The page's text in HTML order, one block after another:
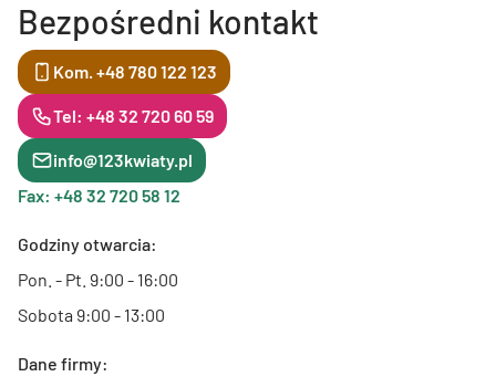
Bezpośredni kontakt
Kom. +48 780 122 123
Tel: +48 32 720 60 59
info@123kwiaty.pl
Fax: +48 32 720 58 12
Godziny otwarcia:
Pon. - Pt. 9:00 - 16:00
Sobota 9:00 - 13:00
Dane firmy: